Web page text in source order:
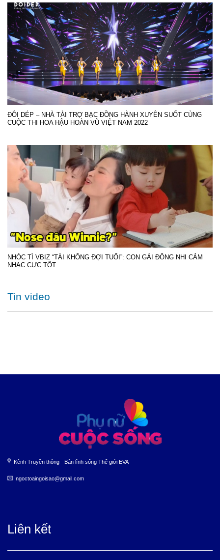
ĐÔI DÉP – NHÀ TÀI TRỢ BẠC ĐỒNG HÀNH XUYÊN SUỐT CÙNG
CUỘC THI HOA HẬU HOÀN VŨ VIỆT NAM 2022
NHÓC TÌ VBIZ “TÀI KHÔNG ĐỢI TUỔI”: CON GÁI ĐÔNG NHI CẢM
NHẠC CỰC TỐT
Tin video
Kênh Truyền thông - Bản lĩnh sống Thế giới EVA
ngoctoaingoisao@gmail.com
Liên kết